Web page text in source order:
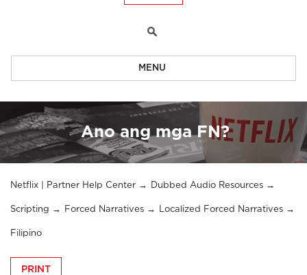
MENU
Ano ang mga FN?
Netflix | Partner Help Center Dubbed Audio Resources
Scripting Forced Narratives Localized Forced Narratives
Filipino
PRINT